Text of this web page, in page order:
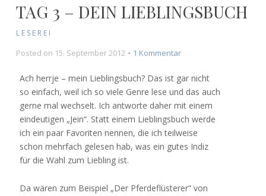
TAG 3 – DEIN LIEBLINGSBUCH
LESEREI
Posted on 15. September 2012 1 Kommentarzu
3
–
Dein
Lieblingsbuch
Ach herrje – mein Lieblingsbuch? Das ist gar nicht
so einfach, weil ich so viele Genre lese und das auch
gerne mal wechselt. Ich antworte daher mit einem
eindeutigen „Jein“. Statt einem Lieblingsbuch werde
ich ein paar Favoriten nennen, die ich teilweise
schon mehrfach gelesen hab, was ein gutes Indiz
für die Wahl zum Liebling ist.
Da wären zum Beispiel „Der Pferdeflüsterer“ von